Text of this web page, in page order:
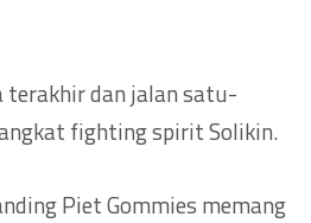
terakhir dan jalan satu-
fighting spirit Solikin.
Piet Gommies memang